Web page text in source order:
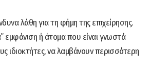
λάθη για τη φήμη της επιχείρησης.
εμφάνιση ή άτομα που είναι γνωστά
ιδιοκτήτες, να λαμβάνουν περισσότερη